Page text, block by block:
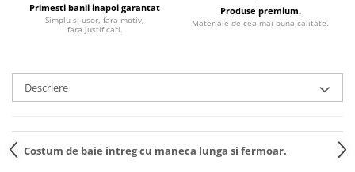
Primesti banii inapoi garantat
Simplu si usor, fara motiv,
fara justificari.
Produse premium.
Materiale de cea mai buna calitate.
Descriere
Costum de baie intreg cu maneca lunga si fermoar.